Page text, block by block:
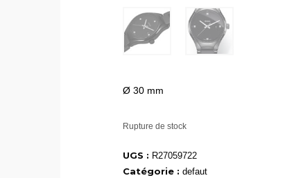
Ø 30 mm
Rupture de stock
UGS : R27059722
Catégorie : defaut